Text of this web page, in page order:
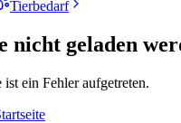
Tierbedarf
nicht geladen
ein Fehler aufgetreten.